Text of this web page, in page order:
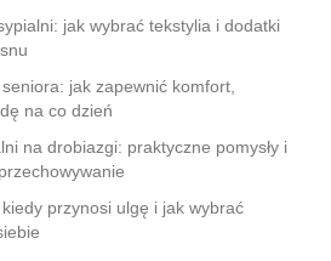
jak wybrać tekstylia i dodatki
jak zapewnić komfort,
na co dzień
na drobiazgi: praktyczne pomysły i
przynosi ulgę i jak wybrać